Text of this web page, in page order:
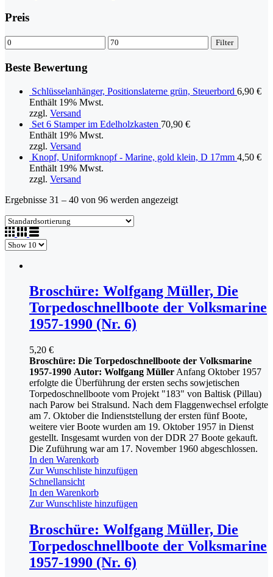
Preis
Filter
Beste Bewertung
Schlüsselanhänger, Positionslaterne grün, Steuerbord 6,90 €
Enthält 19% Mwst.
zzgl. Versand
Set 6 Stamper im Edelholzkasten 70,90 €
Enthält 19% Mwst.
zzgl. Versand
Knopf, Uniformknopf - Marine, gold klein, D 17mm 4,50 €
Enthält 19% Mwst.
zzgl. Versand
Ergebnisse 31 – 40 von 96 werden angezeigt
Broschüre: Wolfgang Müller, Die
Torpedoschnellboote der Volksmarine
1957-1990 (Nr. 6)
5,20 €
Broschüre: Die Torpedoschnellboote der Volksmarine
1957-1990 Autor: Wolfgang Müller Anfang Oktober 1957
erfolgte die Überführung der ersten sechs sowjetischen
Torpedoschnellboote vom Projekt "183" von Baltisk (Pillau)
nach Parow bei Stralsund. Nach dem Flaggenwechsel erfolgte
am 7. Oktober die Indienststellung der ersten fünf Boote,
weitere vier Boote wurden am 19. Oktober 1957 in Dienst
gestellt. Insgesamt wurden von der DDR 27 Boote gekauft.
Die Zuführung war am 17. November 1960 abgeschlossen.
In den Warenkorb
Zur Wunschliste hinzufügen
Schnellansicht
In den Warenkorb
Zur Wunschliste hinzufügen
Broschüre: Wolfgang Müller, Die
Torpedoschnellboote der Volksmarine
1957-1990 (Nr. 6)